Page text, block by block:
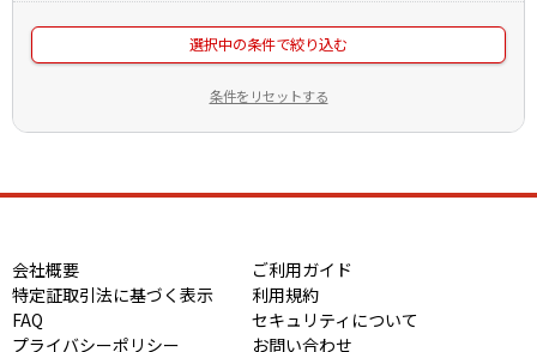
選択中の条件で絞り込む
条件をリセットする
会社概要
ご利用ガイド
特定証取引法に基づく表示
利用規約
FAQ
セキュリティについて
プライバシーポリシー
お問い合わせ